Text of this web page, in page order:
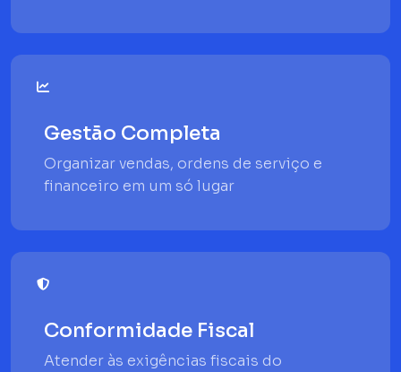
Gestão Completa
Organizar vendas, ordens de serviço e
financeiro em um só lugar
Conformidade Fiscal
Atender às exigências fiscais do